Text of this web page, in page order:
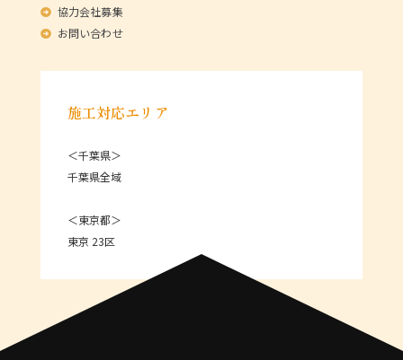
協力会社募集
お問い合わせ
施工対応エリア
＜千葉県＞
千葉県全域
＜東京都＞
東京 23区